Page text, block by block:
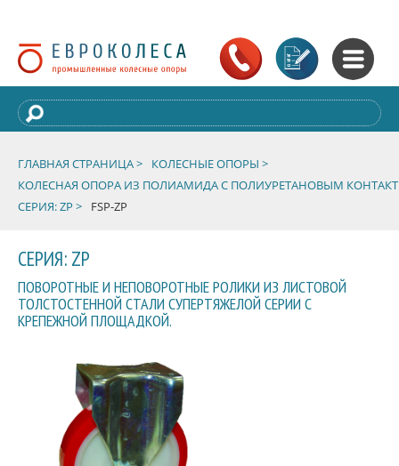
ГЛАВНАЯ СТРАНИЦА >
КОЛЕСНЫЕ ОПОРЫ >
КОЛЕСНАЯ ОПОРА ИЗ ПОЛИАМИДА С ПОЛИУРЕТАНОВЫМ
СЕРИЯ: ZP >
FSP-ZP
СЕРИЯ: ZP
ПОВОРОТНЫЕ И НЕПОВОРОТНЫЕ РОЛИКИ ИЗ ЛИСТОВОЙ
ТОЛСТОСТЕННОЙ СТАЛИ СУПЕРТЯЖЕЛОЙ СЕРИИ С
КРЕПЕЖНОЙ ПЛОЩАДКОЙ.